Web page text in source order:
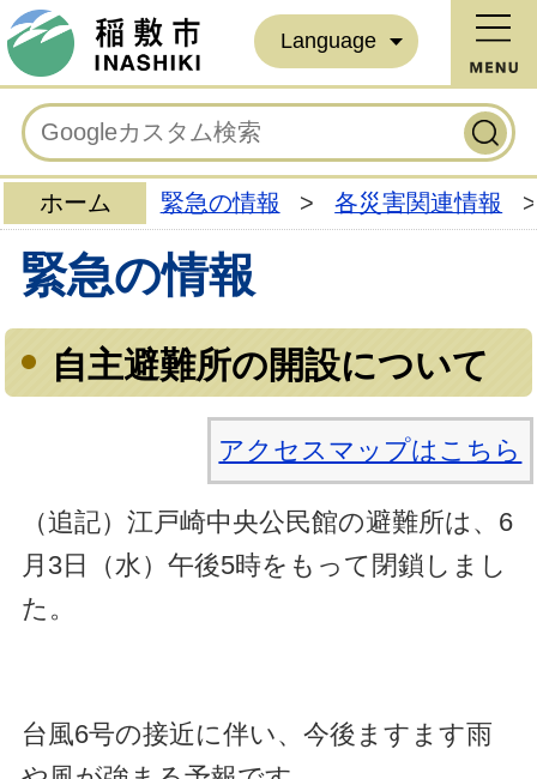
Language
ホーム 緊急の情報 > 各災害関連情報 >
緊急の情報
自主避難所の開設について
アクセスマップはこちら
（追記）江戸崎中央公民館の避難所は、6
月3日（水）午後5時をもって閉鎖しまし
た。
台風6号の接近に伴い、今後ますます雨